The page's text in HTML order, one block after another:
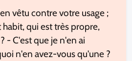
vêtu contre votre usage ;
qui est très propre,
- C'est que je n'en ai
n'en avez-vous qu'une ?